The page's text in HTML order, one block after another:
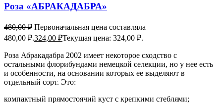
Роза «АБРАКАДАБРА»
480,00₽ Первоначальная цена составляла
480,00 ₽.324,00 ₽Текущая цена: 324,00 ₽.
Роза Абракадабра 2002 имеет некоторое сходство с
остальными флорибундами немецкой селекции, но у нее есть
и особенности, на основании которых ее выделяют в
отдельный сорт. Это:
компактный прямостоячий куст с крепкими стеблями;